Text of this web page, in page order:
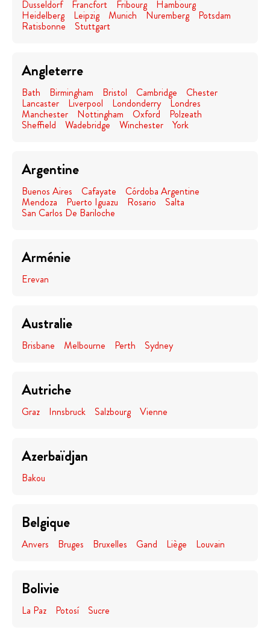
Dusseldorf Francfort Fribourg Hambourg
Heidelberg Leipzig Munich Nuremberg Potsdam
Ratisbonne Stuttgart
Angleterre
Bath Birmingham Bristol Cambridge Chester
Lancaster Liverpool Londonderry Londres
Manchester Nottingham Oxford Polzeath
Sheffield Wadebridge Winchester York
Argentine
Buenos Aires Cafayate Córdoba Argentine
Mendoza Puerto Iguazu Rosario Salta
San Carlos De Bariloche
Arménie
Erevan
Australie
Brisbane Melbourne Perth Sydney
Autriche
Graz Innsbruck Salzbourg Vienne
Azerbaïdjan
Bakou
Belgique
Anvers Bruges Bruxelles Gand Liège Louvain
Bolivie
La Paz Potosí Sucre